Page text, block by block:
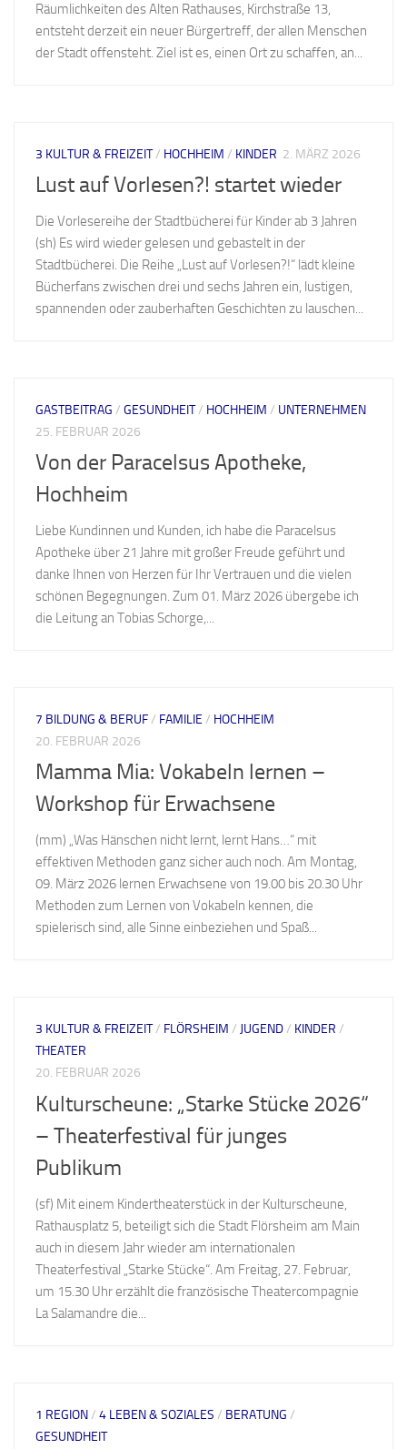
Räumlichkeiten des Alten Rathauses, Kirchstraße 13,
entsteht derzeit ein neuer Bürgertreff, der allen Menschen
der Stadt offensteht. Ziel ist es, einen Ort zu schaffen, an...
3 KULTUR & FREIZEIT/ HOCHHEIM / KINDER 2. MÄRZ 2026
Lust auf Vorlesen?! startet wieder
Die Vorlesereihe der Stadtbücherei für Kinder ab 3 Jahren
(sh) Es wird wieder gelesen und gebastelt in der
Stadtbücherei. Die Reihe „Lust auf Vorlesen?!“ lädt kleine
Bücherfans zwischen drei und sechs Jahren ein, lustigen,
spannenden oder zauberhaften Geschichten zu lauschen...
GASTBEITRAG / GESUNDHEIT/ HOCHHEIM / UNTERNEHMEN
25. FEBRUAR 2026
Von der Paracelsus Apotheke,
Hochheim
Liebe Kundinnen und Kunden, ich habe die Paracelsus
Apotheke über 21 Jahre mit großer Freude geführt und
danke Ihnen von Herzen für Ihr Vertrauen und die vielen
schönen Begegnungen. Zum 01. März 2026 übergebe ich
die Leitung an Tobias Schorge,...
7 BILDUNG & BERUF/ FAMILIE / HOCHHEIM
20. FEBRUAR 2026
Mamma Mia: Vokabeln lernen –
Workshop für Erwachsene
(mm) „Was Hänschen nicht lernt, lernt Hans…“ mit
effektiven Methoden ganz sicher auch noch. Am Montag,
09. März 2026 lernen Erwachsene von 19.00 bis 20.30 Uhr
Methoden zum Lernen von Vokabeln kennen, die
spielerisch sind, alle Sinne einbeziehen und Spaß...
3 KULTUR & FREIZEIT/ FLÖRSHEIM / JUGEND/ KINDER /
THEATER
20. FEBRUAR 2026
Kulturscheune: „Starke Stücke 2026“
– Theaterfestival für junges
Publikum
(sf) Mit einem Kindertheaterstück in der Kulturscheune,
Rathausplatz 5, beteiligt sich die Stadt Flörsheim am Main
auch in diesem Jahr wieder am internationalen
Theaterfestival „Starke Stücke“. Am Freitag, 27. Februar,
um 15.30 Uhr erzählt die französische Theatercompagnie
La Salamandre die...
1 REGION/ 4 LEBEN & SOZIALES / BERATUNG /
GESUNDHEIT